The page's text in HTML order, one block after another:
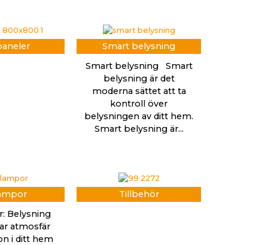
Smart belysning
Smart belysning Smart
belysning är det
moderna sättet att ta
kontroll över
belysningen av ditt hem.
Smart belysning är...
Belysning
atmosfär
i ditt hem
Tillbehör